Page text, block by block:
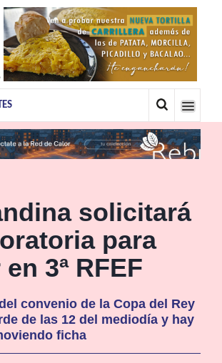
solicitará
para
3ª RFEF
convenio de la Copa del Rey
de las 12 del mediodía y hay
ficha